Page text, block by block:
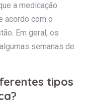
a medicação
acordo com o
Em geral, os
semanas de
tipos